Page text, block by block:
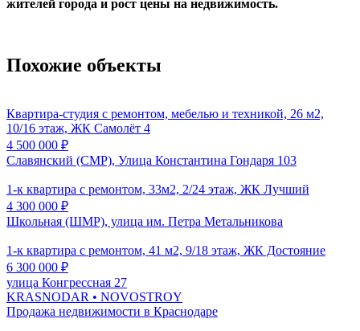
жителей города и рост цены на недвижимость.
Похожие объекты
Квартира-студия с ремонтом, мебелью и техникой, 26 м2,
10/16 этаж, ЖК Самолёт 4
4 500 000 ₽
Славянский (СМР), Улица Константина Гондаря 103
1-к квартира с ремонтом, 33м2, 2/24 этаж, ЖК Лучший
4 300 000 ₽
Школьная (ШМР), улица им. Петра Метальникова
1-к квартира с ремонтом, 41 м2, 9/18 этаж, ЖК Достояние
6 300 000 ₽
улица Конгрессная 27
KRASNODAR • NOVOSTROY
Продажа недвижимости в Краснодаре